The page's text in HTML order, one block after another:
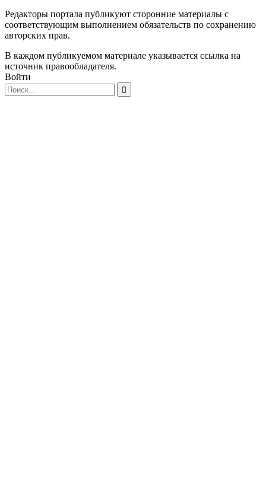
Редакторы портала публикуют сторонние материалы с
соответствующим выполнением обязательств по сохранению
авторских прав.
В каждом публикуемом материале указывается ссылка на
источник правообладателя.
Войти